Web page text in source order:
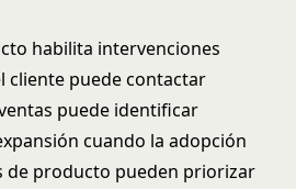
habilita intervenciones
cliente puede contactar
puede identificar
cuando la adopción
de producto pueden priorizar